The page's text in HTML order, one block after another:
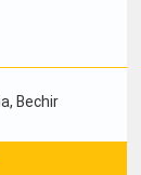
, Bechir